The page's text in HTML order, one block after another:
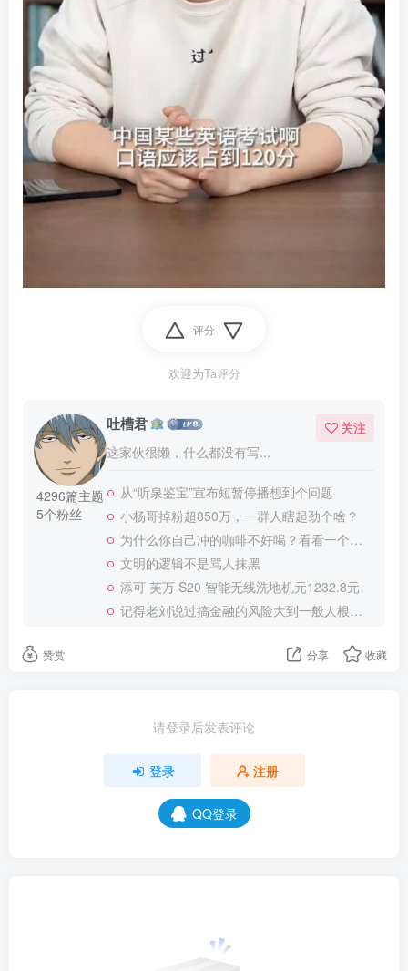
评分
欢迎为Ta评分
4296篇主题
5个粉丝
吐槽君
这家伙很懒，什么都没有写...
关注
从“听泉鉴宝”宣布短暂停播想到个问题
小杨哥掉粉超850万，一群人瞎起劲个啥？
为什么你自己冲的咖啡不好喝？看看一个自媒体博主的分享
文明的逻辑不是骂人抹黑
添可 芙万 S20 智能无线洗地机元1232.8元
记得老刘说过搞金融的风险大到一般人根本承受不起
赞赏 分享 收藏
请登录后发表评论
登录 注册
QQ登录